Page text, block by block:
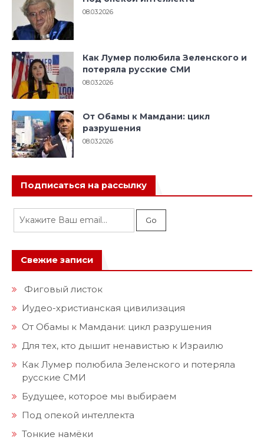
08.03.2026
Как Лумер полюбила Зеленского и
потеряла русские СМИ
08.03.2026
От Обамы к Мамдани: цикл
разрушения
08.03.2026
Подписаться на рассылку
Свежие записи
Фиговый листок
Иудео-христианская цивилизация
От Обамы к Мамдани: цикл разрушения
Для тех, кто дышит ненавистью к Израилю
Как Лумер полюбила Зеленского и потеряла
русские СМИ
Будущее, которое мы выбираем
Под опекой интеллекта
Тонкие намёки